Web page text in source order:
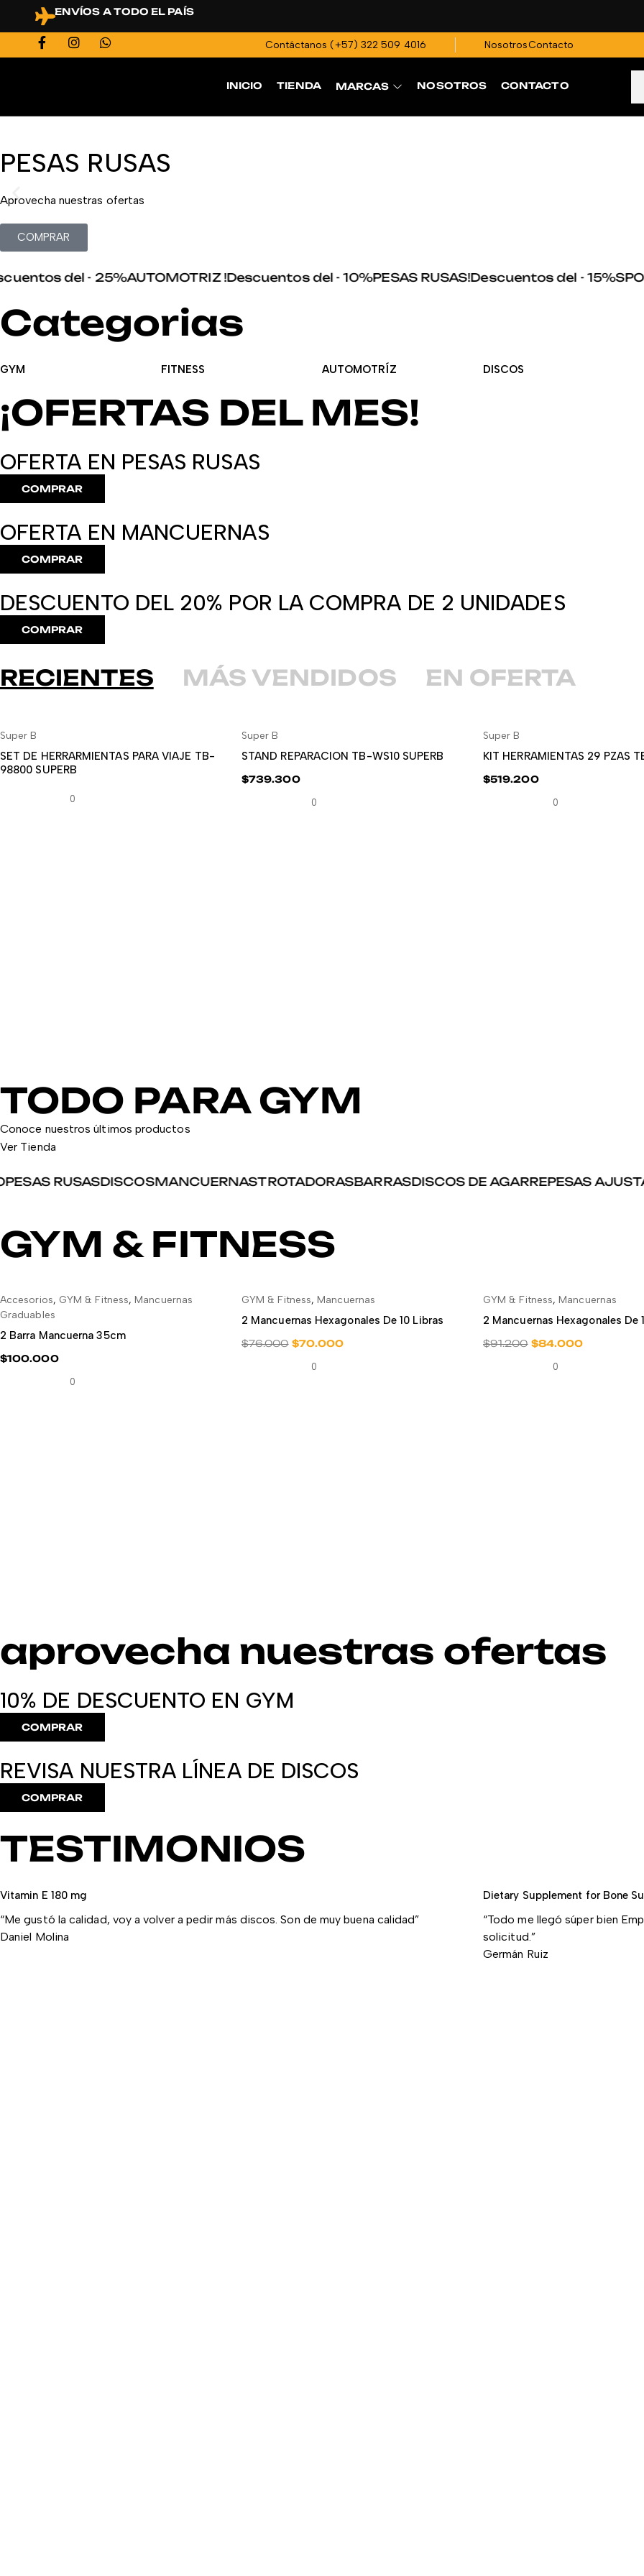
ENVÍOS A TODO EL PAÍS
Contáctanos(+57) 322 509 4016 NosotrosContacto
INICIO TIENDA MARCAS NOSOTROS CONTACTO
PESAS RUSAS
Aprovecha nuestras ofertas
COMPRAR
del - 25%AUTOMOTRIZ !Descuentos del - 10%PESAS RUSAS!Descuentos del - 15%
Categorias
GYM FITNESS AUTOMOTRÍZ DISCOS
¡OFERTAS DEL MES!
OFERTA EN PESAS RUSAS
COMPRAR
OFERTA EN MANCUERNAS
COMPRAR
DESCUENTO DEL 20% POR LA COMPRA DE 2 UNIDADES
COMPRAR
RECIENTES MÁS VENDIDOS EN OFERTA
Super B
SET DE HERRARMIENTAS PARA VIAJE TB-
98800 SUPERB
0
Super B
STAND REPARACION TB-WS10 SUPERB
$739.300
0
Super B
KIT HERRAMIENTAS 29 PZAS
$519.200
0
TODO PARA GYM
Conoce nuestros últimos productos
Ver Tienda
RUSASDISCOSMANCUERNASTROTADORASBARRASDISCOS DE AGARREPESAS
GYM & FITNESS
AÑADIR AL CARRITO
Accesorios, GYM & Fitness,Mancuernas
Graduables
2 Barra Mancuerna 35cm
$100.000
0
AÑADIR AL CARRITO
GYM & Fitness,Mancuernas
2 Mancuernas Hexagonales De 10 Libras
$76.000 $70.000
0
AÑADIR AL
GYM & Fitness,Mancuernas
2 Mancuernas Hexagonales De
$91.200 $84.000
0
aprovecha nuestras ofertas
10% DE DESCUENTO EN GYM
COMPRAR
REVISA NUESTRA LÍNEA DE DISCOS
COMPRAR
TESTIMONIOS
Vitamin E 180 mg
“Me gustó la calidad, voy a volver a pedir más discos. Son de muy buena calidad”
Daniel Molina
Dietary Supplement for Bone
“Todo me llegó súper bien
solicitud.”
Germán Ruiz